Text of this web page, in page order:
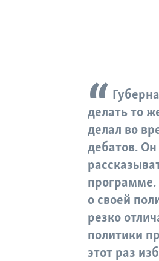
делать то
делал во
дебатов. Он
программе.
о своей
резко
политики
этот раз